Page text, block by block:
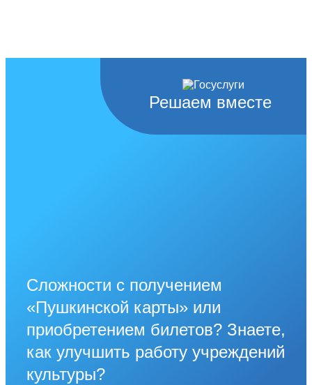
Решаем вместе
Сложности с получением
«Пушкинской карты» или
приобретением билетов? Знаете,
как улучшить работу учреждений
культуры?